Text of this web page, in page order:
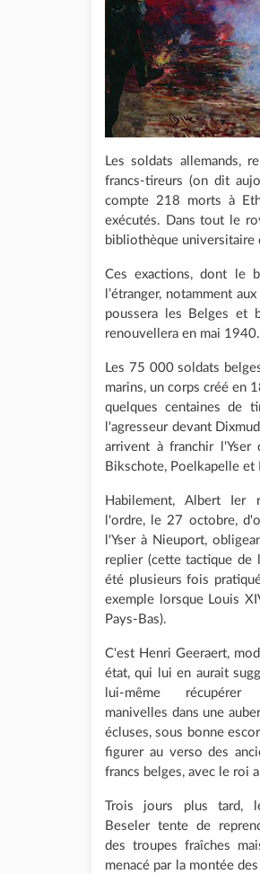
Les soldats allemands,
francs-tireurs (on dit
compte 218 morts à
exécutés. Dans tout le
bibliothèque universitaire
Ces exactions, dont le
l’étranger, notamment
poussera les Belges et
renouvellera en mai 1940.
Les 75 000 soldats
marins, un corps créé en
quelques centaines de
l'agresseur devant
arrivent à franchir
Bikschote, Poelkapelle et
Habilement, Albert Ier
l'ordre, le 27 octobre,
l'Yser à Nieuport,
replier (cette tactique de
été plusieurs fois
exemple lorsque Louis
Pays-Bas).
C'est Henri Geeraert,
état, qui lui en aurait
lui-même récupérer
manivelles dans une
écluses, sous bonne
figurer au verso des
francs belges, avec le roi
Trois jours plus tard,
Beseler tente de
des troupes fraîches
menacé par la montée